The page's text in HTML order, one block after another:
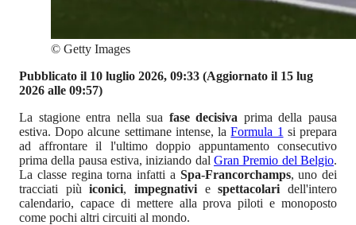
© Getty Images
Pubblicato il 10 luglio 2026, 09:33 (Aggiornato il 15 lug
2026 alle 09:57)
La stagione entra nella sua fase decisiva prima della pausa
estiva. Dopo alcune settimane intense, laFormula 1 si prepara
ad affrontare il l'ultimo doppio appuntamento consecutivo
prima della pausa estiva, iniziando dal Gran Premio del Belgio.
La classe regina torna infatti a Spa-Francorchamps, uno dei
tracciati piùiconici,impegnativi espettacolaridell'intero
calendario, capace di mettere alla prova piloti e monoposto
come pochi altri circuiti al mondo.